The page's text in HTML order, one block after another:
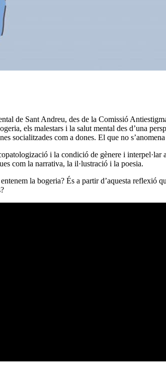
de Sant Andreu, des de la Comissió
els malestars i la salut mental des d’una
socialitzades com a dones. El que no
i la condició de gènere i
com la narrativa, la il·lustració i la poesia.
la bogeria? És a partir d’aquesta